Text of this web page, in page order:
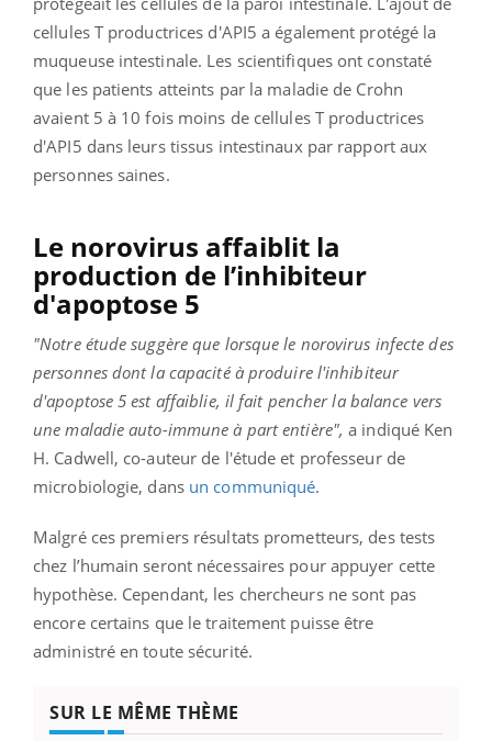
cellules T productrices d'API5 a également protégé la
muqueuse intestinale. L es scientifiques ont constaté
que les patients atteints par la maladie de Crohn
avaient 5 à 10 fois moins de cellules T productrices
d'API5 dans leurs tissus intestinaux par rapport aux
personnes saines.
Le norovirus affaiblit la
production de l’inhibiteur
d'apoptose 5
"Notre étude suggère que lorsque le norovirus infecte des
personnes dont la capacité à produire l'inhibiteur
d'apoptose 5 est affaiblie, il fait pencher la balance vers
une maladie auto-immune à part entière",a indiqué Ken
H. Cadwell, co-auteur de l'étude et professeur de
microbiologie, dans un communiqué.
Malgré ces premiers résultats prometteurs, des tests
chez l’humain seront nécessaires pour appuyer cette
hypothèse. Cependant, les chercheurs ne sont pas
encore certains que le traitement puisse être
administré en toute sécurité.
SUR LE MÊME THÈME